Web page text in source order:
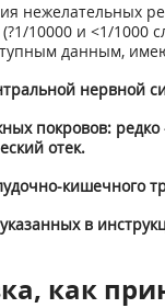
нежелательных
(?1/10000 и <1/1000
данным,
нервной
покровов:
отек.
кишечного
в
как